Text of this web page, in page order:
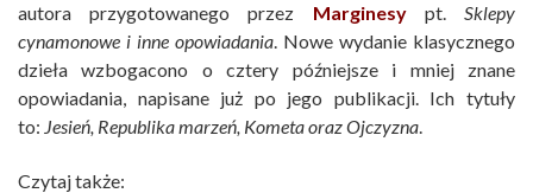
autora przygotowanego przez Marginesypt.Sklepy
cynamonowe i inne opowiadania. Nowe wydanie klasycznego
dzieła wzbogacono o cztery późniejsze i mniej znane
opowiadania, napisane już po jego publikacji. Ich tytuły
to: Jesień, Republika marzeń, Kometa oraz Ojczyzna.
Czytaj także: